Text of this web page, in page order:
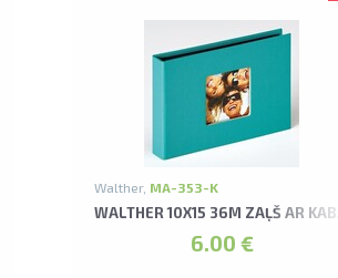
FUN ALBUMS
Walther, MA-353-K
WALTHER 10X15 36M ZAĻŠ AR
6.00 €